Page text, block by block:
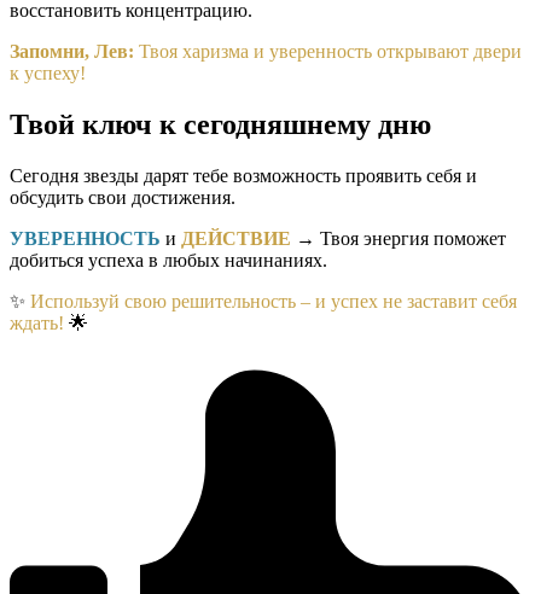
восстановить концентрацию.
Запомни, Лев: Твоя харизма и уверенность открывают двери
к успеху!
Твой ключ к сегодняшнему дню
Сегодня звезды дарят тебе возможность проявить себя и
обсудить свои достижения.
УВЕРЕННОСТЬ и ДЕЙСТВИЕ → Твоя энергия поможет
добиться успеха в любых начинаниях.
✨ Используй свою решительность – и успех не заставит себя
ждать! 🌟